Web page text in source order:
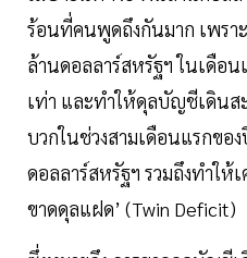
ร้อนที่คนพูดถึงกันมาก เพรา
ล้านดอลลาร์สหรัฐฯ ในเดือ
เท่า และทำให้ดุลบัญชีเดิน
บวกในช่วงสามเดือนแรกข
ดอลลาร์สหรัฐฯ รวมถึงทำให้
ขาดดุลแฝด’ (Twin Deficit)